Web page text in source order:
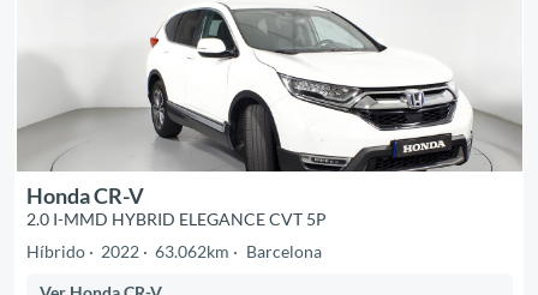
Honda CR-V
2.0 I-MMD HYBRID ELEGANCE CVT 5P
Híbrido
2022 63.062km Barcelona